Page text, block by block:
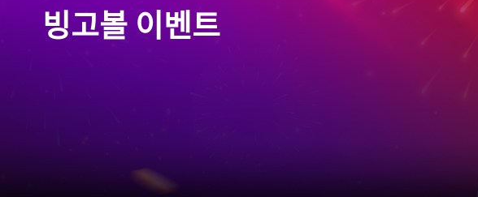
GM노트
이벤트
공략 게시판
빙고볼 이벤트